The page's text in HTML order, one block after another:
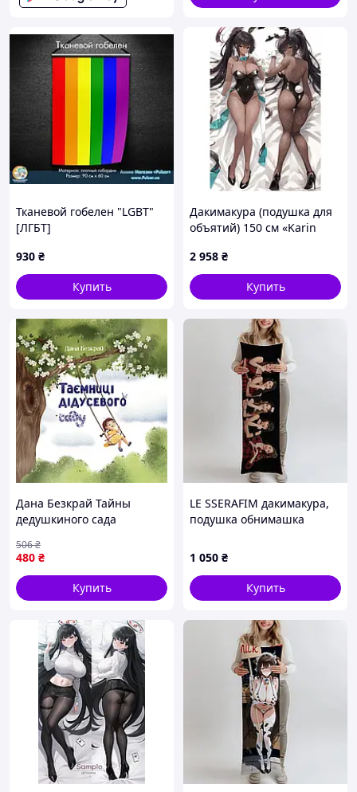
Тканевой гобелен "LGBT"
[ЛГБТ]
930 ₴
Купить
Дакимакура (подушка для
объятий) 150 см «Karin
2 958 ₴
Купить
Дана Безкрай Тайны
дедушкиного сада
480 ₴
506₴
Купить
LE SSERAFIM дакимакура,
подушка обнимашка
с быстрой доставкой по
Украине
1 050 ₴
Купить